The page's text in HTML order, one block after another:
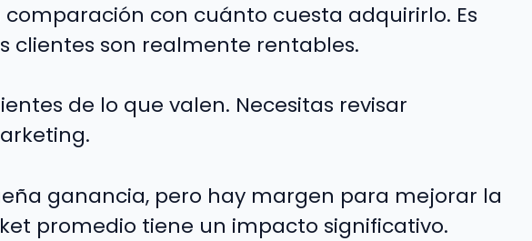
con cuánto cuesta adquirirlo. Es
clientes son realmente rentables.
de lo que valen. Necesitas revisar
ganancia, pero hay margen para mejorar la
promedio tiene un impacto significativo.